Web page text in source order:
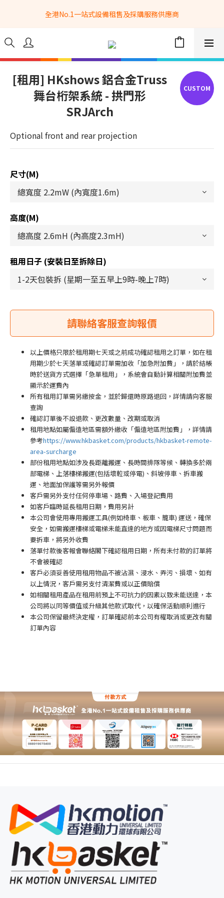
全港No.1一站式設備租售及採購服務供應商
全港No.1一站式設備租售及採購服務供應商
選購現貨產品全單滿$3500自家專送免運費 (只限網站落單, 不適用
於急單, 訂制產品, 屏風, 籠車, 舞台等)
info@hkbasket.com
全港No.1一站式設備租售及採購服務供應商
[租用] HKshows 鋁合金Truss
舞台桁架系統 - 拱門形
SRJArch
Optional front and rear projection
尺寸(m)
高度(m)
租用日子 (安裝日至拆除日)
以上價格只限於租用期七天或之前成功確認租用之訂單，如在租
用期少於七天落單或確認訂單需加收「加急附加費」，請於結帳
時於送貨方式選擇「急單租用」，系統會自動計算相關附加費並
顯示於運費內
所有租用訂單需另繳按金，並於歸還時原路退回，詳情請向客服
查詢
確認訂單後不設退款、更改數量、改期或取消
租用地點如屬偏遠地區需額外繳收「偏遠地區附加費 」
，詳情請
參考https://www.hkbasket.com/products/hkbasket-remote-
area-surcharge
部份租用地點如涉及長距離搬運、長時間排隊等候、轉換多於兩
部電梯、上落樓梯搬運(包括壞𨋢或停電)、斜坡停車、拆車搬
運、地面加保護等需另外報價
客戶需另外支付任何停車場 、路費、入場登記費用
如客戶臨時延長租用日期，費用另計
本公司會使用專用搬運工具(例如椅車、板車、籠車) 運送，確保
安全，如需搬運樓梯或電梯未能直達的地方或因電梯尺寸問題而
要拆車，將另外收費
落單付款後客報會聯絡閣下確認租用日期，所有未付款的訂單將
不會被確認
客戶必須妥善使用租用物品不被沾濕、浸水、弄污、損壞、如有
以上情況，客戶需另支付清潔費或以正價賠償
如相關租用產品在租用前預上不可抗力的因素以致未能送達，本
公司將以同等價值或升級其他款式取代，以確保活動順利進行
本公司保留最終決定權，訂單確認前本公司有權取消或更改有關
訂單內容